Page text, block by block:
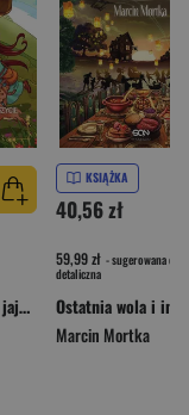
Tappi. O czerwonym jaju, babcinym zeszycie i małych awanturnikach
KSIĄŻKA
40,56 zł
59,99 zł - sugerowana cena
detaliczna
Marcin Mortka